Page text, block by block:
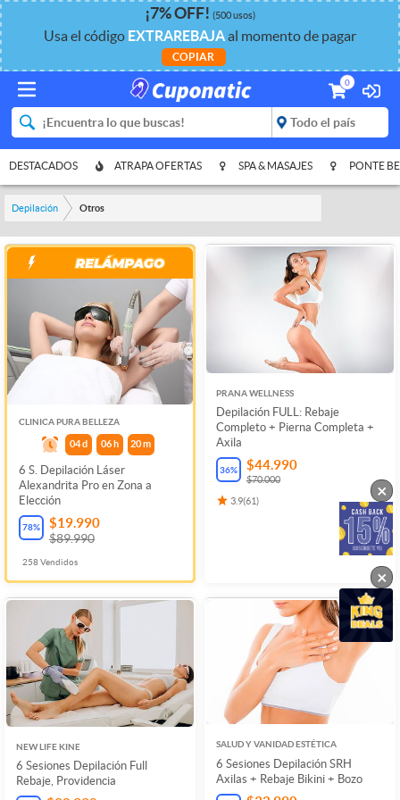
¡7%OFF! (500 usos)
Usa el código EXTRAREBAJAal momento de pagar
COPIAR
0
DESTACADOS ATRAPA OFERTAS SPA & MASAJES PONTE
Depilación Otros
CLINICA PURA BELLEZA
04 d 06 h 20m
6 S. Depilación Láser
Alexandrita Pro en Zona a
Elección
78% $19.990
$89.990
258Vendidos
PRANA WELLNESS
Depilación FULL: Rebaje
Completo + Pierna Completa +
Axila
36% $44.990
$70.000
3.9(61)
NEW LIFE KINE
6 Sesiones Depilación Full
Rebaje, Providencia
SALUD Y VANIDAD ESTÉTICA
6 Sesiones Depilación SRH
Axilas + Rebaje Bikini + Bozo
×
×